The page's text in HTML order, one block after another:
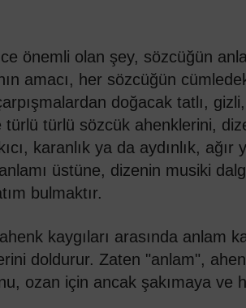
önemli olan şey, sözcüğün
amacı, her sözcüğün
doğacak tatlı,
türlü sözcük ahenklerini,
karanlık ya da aydınlık, ağır
üstüne, dizenin musiki
bulmaktır.
kaygıları arasında anlam
doldurur. Zaten "anlam",
ozan için ancak şakımaya ve